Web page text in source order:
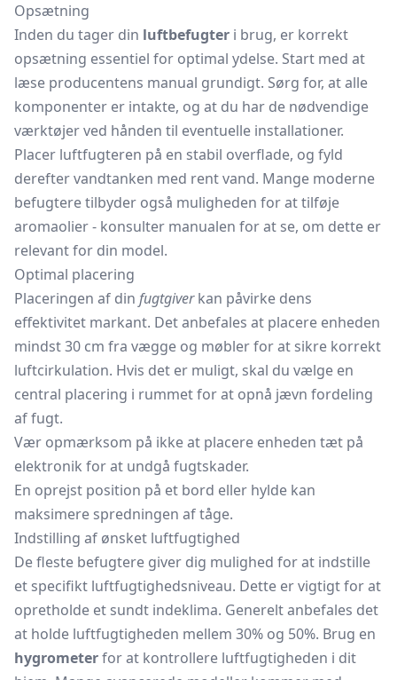
Opsætning
Inden du tager din luftbefugter i brug, er korrekt
opsætning essentiel for optimal ydelse. Start med at
læse producentens manual grundigt. Sørg for, at alle
komponenter er intakte, og at du har de nødvendige
værktøjer ved hånden til eventuelle installationer.
Placer luftfugteren på en stabil overflade, og fyld
derefter vandtanken med rent vand. Mange moderne
befugtere tilbyder også muligheden for at tilføje
aromaolier - konsulter manualen for at se, om dette er
relevant for din model.
Optimal placering
Placeringen af din fugtgiverkan påvirke dens
effektivitet markant. Det anbefales at placere enheden
mindst 30 cm fra vægge og møbler for at sikre korrekt
luftcirkulation. Hvis det er muligt, skal du vælge en
central placering i rummet for at opnå jævn fordeling
af fugt.
Vær opmærksom på ikke at placere enheden tæt på
elektronik for at undgå fugtskader.
En oprejst position på et bord eller hylde kan
maksimere spredningen af tåge.
Indstilling af ønsket luftfugtighed
De fleste befugtere giver dig mulighed for at indstille
et specifikt luftfugtighedsniveau. Dette er vigtigt for at
opretholde et sundt indeklima. Generelt anbefales det
at holde luftfugtigheden mellem 30% og 50%. Brug en
hygrometerfor at kontrollere luftfugtigheden i dit